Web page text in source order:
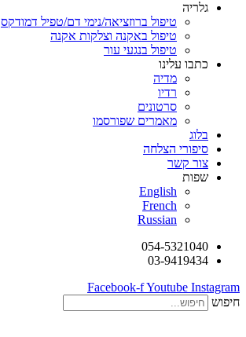
גלריה
טיפול ברוזציאה/נימי דם/טפיל דמודקס
טיפול באקנה וצלקות אקנה
טיפול בנגעי עור
כתבו עלינו
מדיה
רדיו
סרטונים
מאמרים שפורסמו
בלוג
סיפורי הצלחה
צור קשר
שפות
English
French
Russian
054-5321040
03-9419434
Facebook-fYoutube Instagram
חיפוש